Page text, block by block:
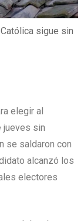
sigue sin
elegir al
jueves sin
se saldaron con
alcanzó los
electores